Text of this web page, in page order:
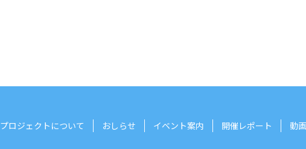
プロジェクトについて おしらせ イベント案内 開催レポート 動画